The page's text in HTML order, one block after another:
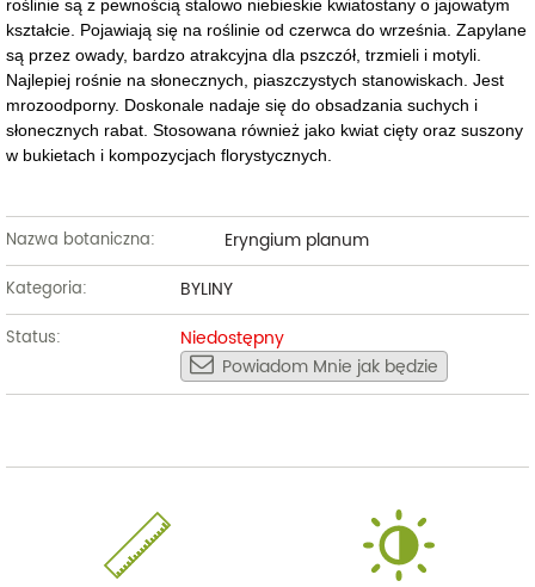
roślinie są z pewnością stalowo niebieskie kwiatostany o jajowatym
kształcie. Pojawiają się na roślinie od czerwca do września. Zapylane
są przez owady, bardzo atrakcyjna dla pszczół, trzmieli i motyli.
Najlepiej rośnie na słonecznych, piaszczystych stanowiskach. Jest
mrozoodporny. Doskonale nadaje się do obsadzania suchych i
słonecznych rabat. Stosowana również jako kwiat cięty oraz suszony
w bukietach i kompozycjach florystycznych.
Nazwa botaniczna: Eryngium planum
Kategoria: BYLINY
Status:
Niedostępny
Powiadom Mnie jak będzie